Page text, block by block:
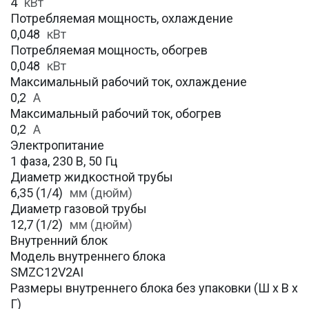
Потребляемая мощность, охлаждение
0,048 кВт
Потребляемая мощность, обогрев
0,048 кВт
Максимальный рабочий ток, охлаждение
0,2 A
Максимальный рабочий ток, обогрев
0,2 А
Электропитание
1 фаза, 230 В, 50 Гц
Диаметр жидкостной трубы
6,35 (1/4) мм (дюйм)
Диаметр газовой трубы
12,7 (1/2) мм (дюйм)
Внутренний блок
Модель внутреннего блока
SMZC12V2AI
Размеры внутреннего блока без упаковки (Ш х В х
Г)